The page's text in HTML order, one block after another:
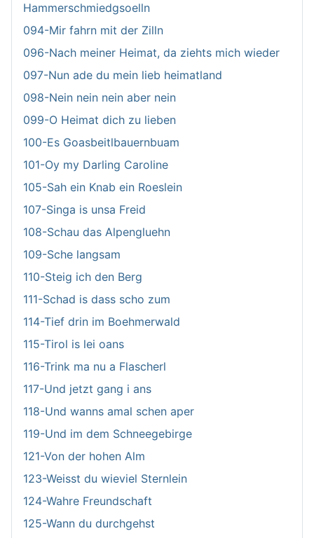
Hammerschmiedgsoelln
094-Mir fahrn mit der Zilln
096-Nach meiner Heimat, da ziehts mich wieder
097-Nun ade du mein lieb heimatland
098-Nein nein nein aber nein
099-O Heimat dich zu lieben
100-Es Goasbeitlbauernbuam
101-Oy my Darling Caroline
105-Sah ein Knab ein Roeslein
107-Singa is unsa Freid
108-Schau das Alpengluehn
109-Sche langsam
110-Steig ich den Berg
111-Schad is dass scho zum
114-Tief drin im Boehmerwald
115-Tirol is lei oans
116-Trink ma nu a Flascherl
117-Und jetzt gang i ans
118-Und wanns amal schen aper
119-Und im dem Schneegebirge
121-Von der hohen Alm
123-Weisst du wieviel Sternlein
124-Wahre Freundschaft
125-Wann du durchgehst